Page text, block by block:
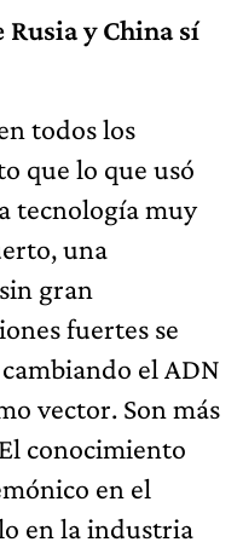
y China sí
todos los
que lo que usó
tecnología muy
una
gran
fuertes se
el ADN
vector. Son más
conocimiento
en el
en la industria